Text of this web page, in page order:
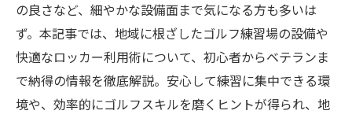
の良さなど、細やかな設備面まで気になる方も多いは
ず。本記事では、地域に根ざしたゴルフ練習場の設備や
快適なロッカー利用術について、初心者からベテランま
で納得の情報を徹底解説。安心して練習に集中できる環
境や、効率的にゴルフスキルを磨くヒントが得られ、地